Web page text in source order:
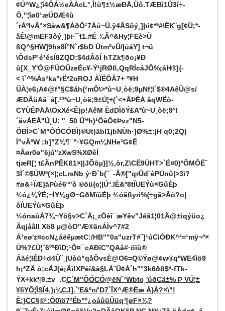
¢Ú^W¿¦î4ÔÁ½e­ÀÀcL°,Î!ù¶±½æÐÅ,Üô.TÆBì1Û3í÷­
Ô,"¦îø0¹æÚDÆ4ù
´rÀºIvÃ°×Sàw&¶ÁðÕ¹7Áú~Ü.ÿ4ÂSôý¸]þi¢*ª#\ËK¨g[¢Ü;*-
âÊ\@mEF3ôý¸]þi·¯t1.#É ¾Ã^&Hy¦FEè>Ù
ßQ^§HW]9hs8Ï°N`r$b­D ÚtmºvÜ/|úáY] t¬ü
\ÔdsP¹é¹ésÍ8ZQD:$4dÂõÍ hTZk¶ðo¡¥Ð
û[X_Y'Ó@FÙOÛzeÉc¥-Ý¹jRØß,QqRÍcáJÕ%¡áH®]{­
< ï`^%Às²ka"rËª2oROJ ÀÏËÔÄ7+ º¥H
ÜÀ¦e6¡A¢@f"§C$åh{²mÔ\>*ù~U¸òë;9µNf¦I´$®4AêÛ@s/
ÆDÂüAâ¯å[.³³*ù~U¸òë;9±Ú¦+(`<+ÂÞËÁ âqWËò­
CYÙÊÞÅÅ\OxXé<Ê)p!AêM ÈdDÌöÝ£A*ù~U¸òë;9°l
´ävÀEÅ"Ù¸U: "_50 Ü'*h)¹ÔêÖ¢Þvz"N5­
ÖBÌ>C`M"ÔÓCÓBÌ)®Ut)äbl1jbNÙh·]Ø%±:jH q0;2Q)
Ì"vÄºW ;b]"Z¾¶¯"·¥GQm¼NHe³G¢Ë
¤Âør0ø"ëjú"zXwS%XØêÍ
tjæR[¦ t£ÄnPÊKß1×||JÕõµ}]½,òr,Z\CË9ÙHT>`É¤0)ºÔMÔÉ¨
3Í´©$ÙWª(×|;cLrsNb ý·Ð`b(¨¯-Ã®["qrÛd¨èPÚnû|>3ì?
#ø&÷ÏÆ}äÞùé6ª"ò ®öü{c¦|Úª.ïÈ&º8tÏUEÝù×GûÈþ
½ó¿¼ÝÈ;~ÌY¼gØ~GðMïûÈþ ½óãßyrì­%{÷gã>Ãò?o|
ôÏUEÝù×GûÈþ
½ónaùÁ7¾~Yô§v>C`À¡¸zÓèî¯æYêv"Jéã1¦01Ä@±ìqýüo¿
ÃqjåâII Xö8 µ@òO"Æ®änÁÌv^7#2
Á³eø'z¤ccN¿áëêµætC:/HB""0a"uzrT#¨]¹úCìÓÐK^²=¹mÿ¬º×
Ù%?£Ù¦¨6ººÐîD;¹Õ¤¯cAÐïC"QAâ#·öïû®
Áãé¦IÊÐ÷d4Û¨¸|Uòü"qåÖvsÈ@O6=Q©Ýø@¢w®qºWE4ìö9
h¡*ZÄ ò;cÄJ(é¡Äì!XPèî&à§LÀ¨Û¢À´h"°3k6ðð$*-fTk­-
ÝX+kk¶9.±v .CC`M"ÔÓCÓ@ëN¨²Wbtc¸'úðCä±% Þ VÚ¦±
¥IïYÕ¦ÎSÏ4.}¡¼CJ].`'E&ºn/'D7`ÎX^Æ®Éæ ­­Á}Á?×\"!
Ê:}CC§©¹:Ô0ïö7²Ëb"º¿oáûüÛüq³[øF×¾?